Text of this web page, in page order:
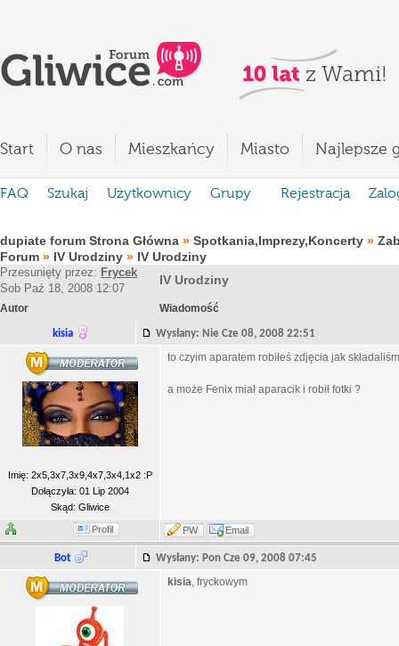
Start O nas Mieszkańcy Miasto Najlepsze
FAQ Szukaj Użytkownicy Grupy Rejestracja
dupiate forum Strona Główna » Spotkania,Imprezy,Koncerty »
Forum » IV Urodziny » IV Urodziny
Przesunięty przez: Frycek
Sob Paź 18, 2008 12:07
IV Urodziny
Autor Wiadomość
kisia Wysłany: Nie Cze 08, 2008 22:51
Imię: 2x5,3x7,3x9,4x7,3x4,1x2 :P
Dołączyła: 01 Lip 2004
Skąd: Gliwice
to czyim aparatem robiłeś zdjęcia jak
a może Fenix miał aparacik i robił fotki ?
Profil PW Email
Bot Wysłany: Pon Cze 09, 2008 07:45
kisia, fryckowym